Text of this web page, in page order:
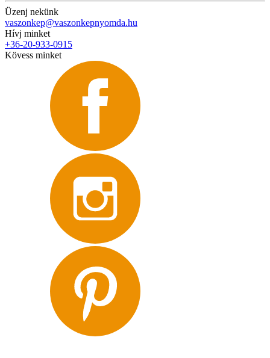
Üzenj nekünk
vaszonkep@vaszonkepnyomda.hu
Hívj minket
+36-20-933-0915
Kövess minket